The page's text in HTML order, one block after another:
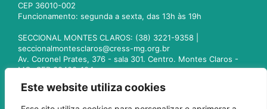
Este website utiliza cookies
CEP 36010-002
Funcionamento: segunda a sexta, das 13h às 19h
SECCIONAL MONTES CLAROS: (38) 3221-9358 |
seccionalmontesclaros@cress-mg.org.br
Av. Coronel Prates, 376 - sala 301. Centro. Montes Claros -
MG. CEP 39400-104